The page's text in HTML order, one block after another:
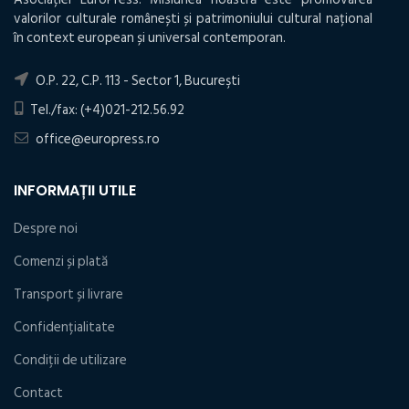
valorilor culturale românești și patrimoniului cultural național
în context european și universal contemporan.
O.P. 22, C.P. 113 - Sector 1, Bucureşti
Tel./fax: (+4)021-212.56.92
office@europress.ro
INFORMAȚII UTILE
Despre noi
Comenzi și plată
Transport și livrare
Confidențialitate
Condiţii de utilizare
Contact